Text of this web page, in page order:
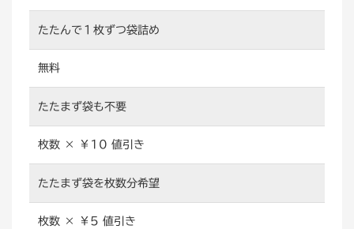
たたんで１枚ずつ袋詰め
無料
たたまず袋も不要
枚数 × ￥10 値引き
たたまず袋を枚数分希望
枚数 × ￥5 値引き